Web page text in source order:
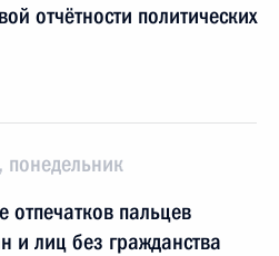
отчётности политических
отпечатков пальцев
и лиц без гражданства